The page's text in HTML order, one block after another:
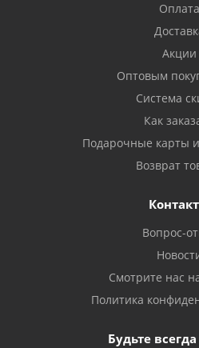
Оплата
Акции
Оптовым
Система
Как
Подарочные карты
Возврат
Вопрос-
Смотрите нас
Политика
Будьте